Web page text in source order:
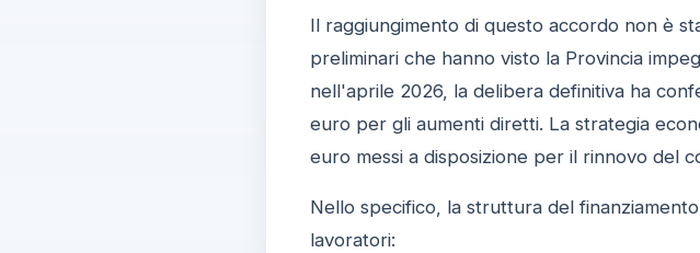
Il raggiungimento di questo accordo non è
preliminari che hanno visto la Provincia
nell'aprile 2026, la delibera definitiva ha
euro per gli aumenti diretti. La strategia
euro messi a disposizione per il rinnovo del
Nello specifico, la struttura del
lavoratori: